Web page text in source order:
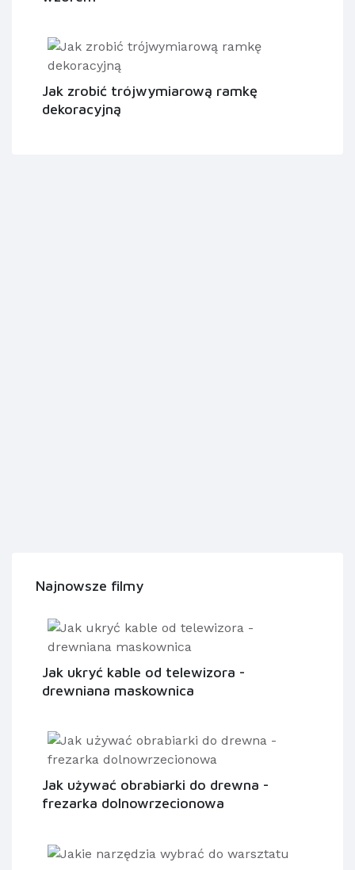
Jak zrobić trójwymiarową ramkę
dekoracyjną
Najnowsze filmy
Jak ukryć kable od telewizora -
drewniana maskownica
Jak używać obrabiarki do drewna -
frezarka dolnowrzecionowa